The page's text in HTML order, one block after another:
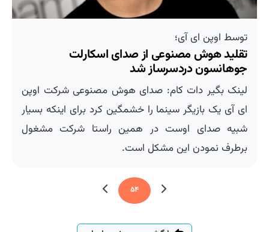
توسط اوپن ای آی؛
تقلید هوش مصنوعی از صدای اسکارلت
جوهانسون دردسرساز شد
لینک بگیر دات کام: صدای هوش مصنوعی شرکت اوپن
ای آی یک بازیگر سینما را خشمگین کرد برای اینکه بسیار
شبیه صدای اوست در همین راستا شرکت مشغول
برطرف نمودن این مشکل است.
۵۴